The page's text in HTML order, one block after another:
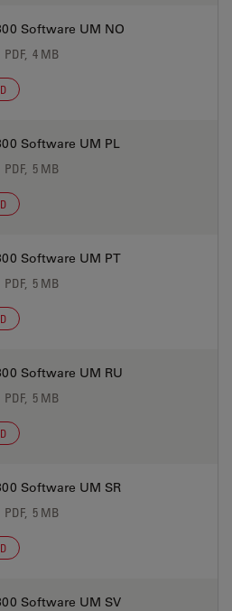
Software UM NO
PDF, 4 MB
Software UM PL
PDF, 5 MB
Software UM PT
PDF, 5 MB
Software UM RU
PDF, 5 MB
Software UM SR
PDF, 5 MB
Software UM SV